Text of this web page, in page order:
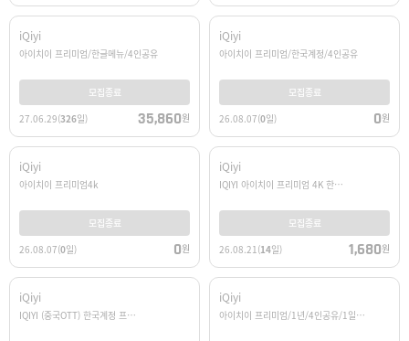
iQiyi
아이치이 프리미엄/한글메뉴/4인공유
모집종료
27.06.29(326일) 35,860원
iQiyi
아이치이 프리미엄/한국계정/4인공유
모집종료
26.08.07(0일) 0원
iQiyi
아이치이 프리미엄4k
모집종료
26.08.07(0일) 0원
iQiyi
IQIYI 아이치이 프리미엄 4K 한…
모집종료
26.08.21(14일) 1,680원
iQiyi
IQIYI (중국OTT) 한국계정 프…
iQiyi
아이치이 프리미엄/1년/4인공유/1일…